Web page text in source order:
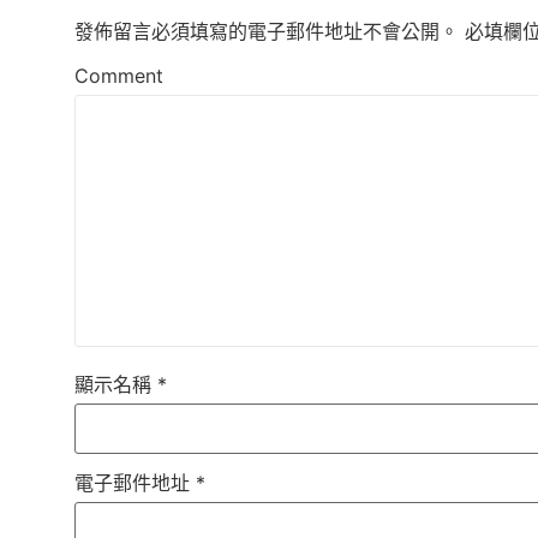
發佈留言必須填寫的電子郵件地址不會公開。 必填欄
Comment
顯示名稱 *
電子郵件地址 *